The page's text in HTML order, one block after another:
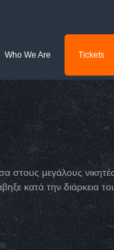
Who We Are Tickets
μεγάλους νικητές
κατά την διάρκεια